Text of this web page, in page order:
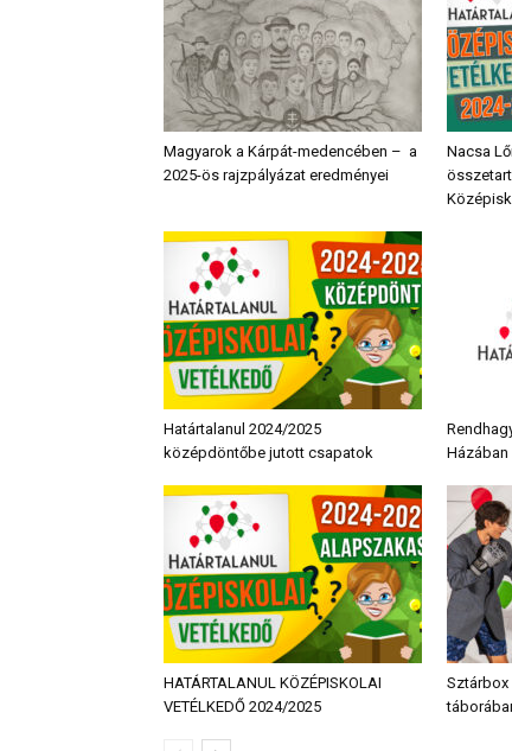
Magyarok a Kárpát-medencében – a
2025-ös rajzpályázat eredményei
Nacsa
Határtalanul 2024/2025
középdöntőbe jutott csapatok
Házában
HATÁRTALANUL KÖZÉPISKOLAI
VETÉLKEDŐ 2024/2025
Sztárbox